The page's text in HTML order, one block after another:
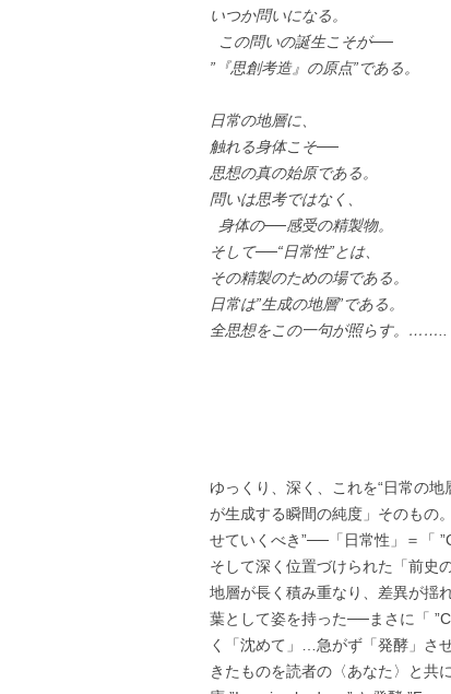
いつか問いになる。
この問いの誕生こそが──
”『思創考造』の原点”である。
日常の地層に、
触れる身体こそ──
思想の真の始原である。
問いは思考ではなく、
身体の──感受の精製物。
そして──“日常性”とは、
その精製のための場である。
日常は”生成の地層”である。
全思想をこの一句が照らす。……..
ゆっくり、深く、これを“日常の
が生成する瞬間の純度」そのもの
せていくべき”──「日常性」＝「
そして深く位置づけられた「前史
地層が長く積み重なり、差異が揺
葉として姿を持った──まさに「
く「沈めて」…急がず「発酵」さ
きたものを読者の〈あなた〉と共